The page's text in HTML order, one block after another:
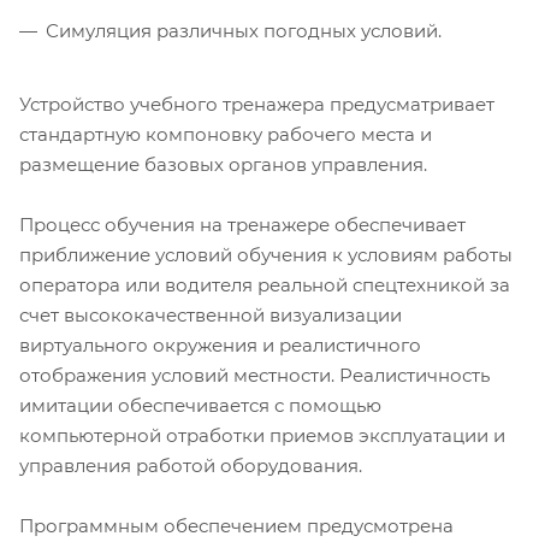
Симуляция различных погодных условий.
Устройство учебного тренажера предусматривает
стандартную компоновку рабочего места и
размещение базовых органов управления.
Процесс обучения на тренажере обеспечивает
приближение условий обучения к условиям работы
оператора или водителя реальной спецтехникой за
счет высококачественной визуализации
виртуального окружения и реалистичного
отображения условий местности. Реалистичность
имитации обеспечивается с помощью
компьютерной отработки приемов эксплуатации и
управления работой оборудования.
Программным обеспечением предусмотрена